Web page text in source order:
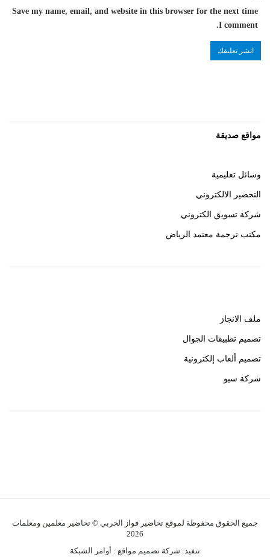
Save my name, email, and website in this browser for the next time
I comment.
مواقع صديقة
وسائل تعليمية
التحضير الالكتروني
شركة تسويق الكتروني
مكتب ترجمة معتمد الرياض
ملف الانجاز
تصميم تطبيقات الجوال
تصميم ألعاب إلكترونية
شركة سيو
جميع الحقوق محفوظة لموقع تحاضير فواز الحربي © تحاضير معلمين ومعلمات
2026
تنفيذ: شركة تصميم مواقع : أوامر الشبكة